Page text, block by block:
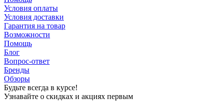
Условия оплаты
Условия доставки
Гарантия на товар
Возможности
Помощь
Блог
Вопрос-ответ
Бренды
Обзоры
Будьте всегда в курсе!
Узнавайте о скидках и акциях первым